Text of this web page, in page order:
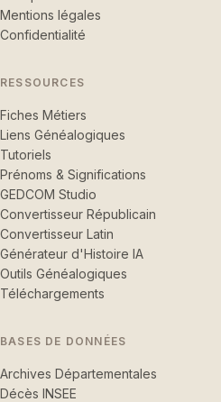
Mentions légales
Confidentialité
RESSOURCES
Fiches Métiers
Liens Généalogiques
Tutoriels
Prénoms & Significations
GEDCOM Studio
Convertisseur Républicain
Convertisseur Latin
Générateur d'Histoire IA
Outils Généalogiques
Téléchargements
BASES DE DONNÉES
Archives Départementales
Décès INSEE